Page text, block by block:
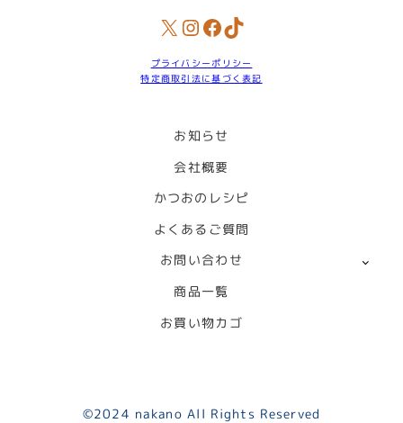
X InstagramFacebook TikTok
プライバシーポリシー
特定商取引法に基づく表記
お知らせ
会社概要
かつおのレシピ
よくあるご質問
お問い合わせ
商品一覧
お買い物カゴ
©︎2024 nakano All Rights Reserved